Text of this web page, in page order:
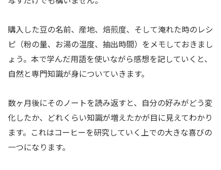
購入した豆の名前、産地、焙煎度、そして淹れた時のレシ
ピ（粉の量、お湯の温度、抽出時間）をメモしておきまし
ょう。本で学んだ用語を使いながら感想を記していくと、
自然と専門知識が身についていきます。
数ヶ月後にそのノートを読み返すと、自分の好みがどう変
化したか、どれくらい知識が増えたかが目に見えてわかり
ます。これはコーヒーを研究していく上での大きな喜びの
一つになります。